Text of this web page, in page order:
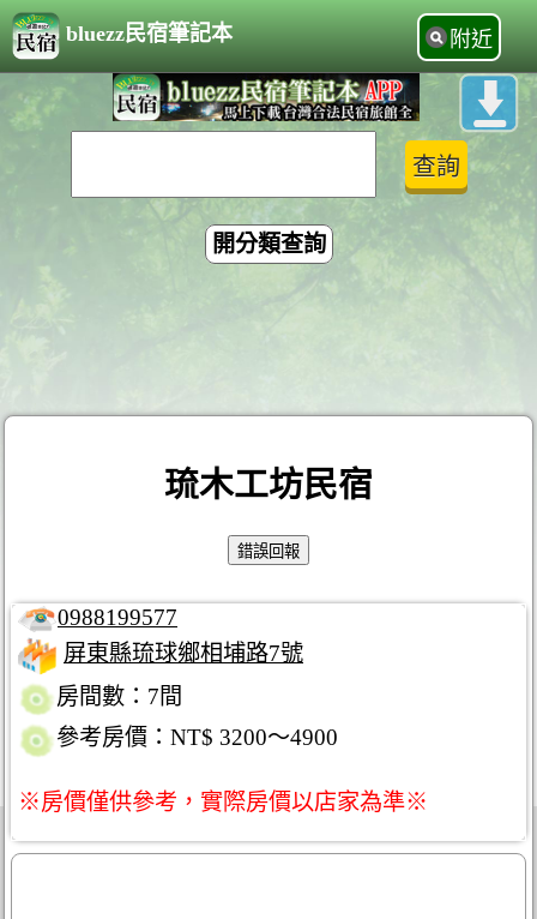
bluezz民宿筆記本 附近
開分類查詢
琉木工坊民宿
0988199577
屏東縣琉球鄉相埔路7號
房間數：7間
參考房價：NT$ 3200～4900
※房價僅供參考，實際房價以店家為準※